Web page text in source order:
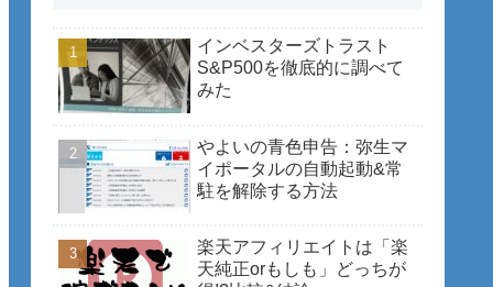
インベスターズトラスト
S&P500を徹底的に調べて
みた
やよいの青色申告：弥生マ
イポータルの自動起動&常
駐を解除する方法
楽天アフィリエイトは「楽
天純正orもしも」どっちが